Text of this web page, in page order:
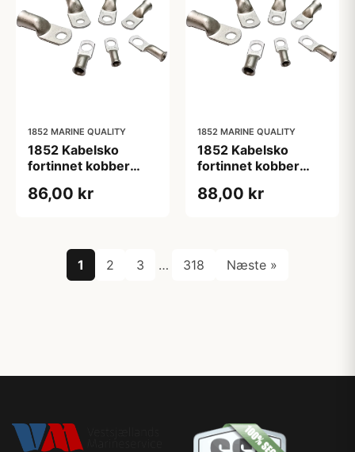
1852 MARINE QUALITY
1852 Kabelsko
fortinnet kobber
4stk
86,00 kr
1852 MARINE QUALITY
1852 Kabelsko
fortinnet kobber
88,00 kr
1 2 3 … 318 Næste »